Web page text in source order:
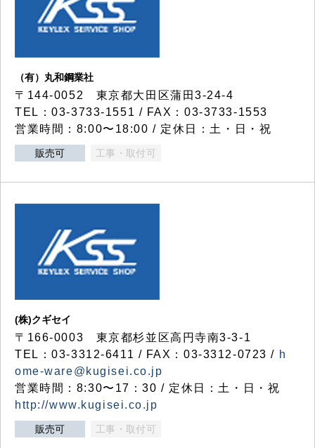
（有）丸和鋼業社
〒144-0052 東京都大田区蒲田3-24-4
TEL：03-3733-1551 / FAX：03-3733-1553
営業時間：8:00〜18:00 / 定休日：土・日・祝
販売可 工事・取付可
(株)クギセイ
〒166-0003 東京都杉並区高円寺南3-3-1
TEL：03-3312-6411 / FAX：03-3312-0723 / h
ome-ware@kugisei.co.jp
営業時間：8:30〜17：30 / 定休日：土・日・祝
http://www.kugisei.co.jp
販売可 工事・取付可